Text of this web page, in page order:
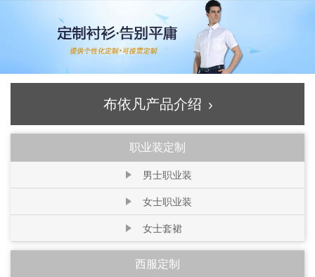
布依凡产品介绍
职业装定制
男士职业装
女士职业装
女士套裙
西服定制